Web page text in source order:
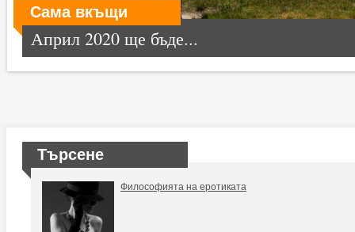
Сама вкъщи
Април 2020 ще бъде...
Търсене
Философията на еротиката